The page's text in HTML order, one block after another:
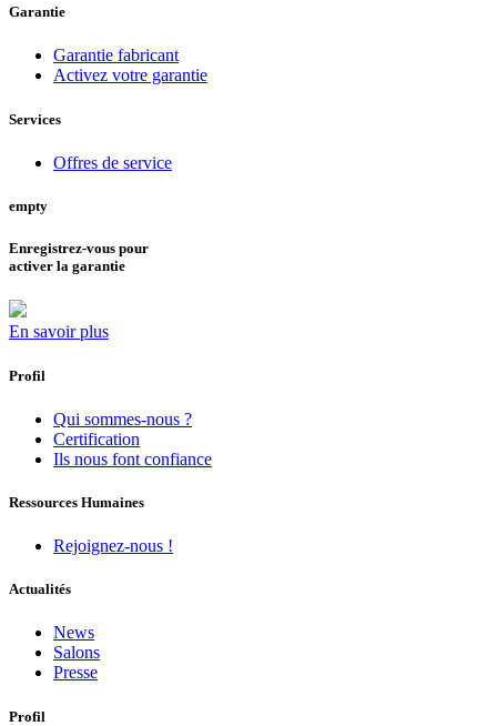
Garantie
Garantie fabricant
Activez votre garantie
Services
Offres de service
empty
Enregistrez-vous pour
activer la garantie
En savoir plus
Profil
Qui sommes-nous ?
Certification
Ils nous font confiance
Ressources Humaines
Rejoignez-nous !
Actualités
News
Salons
Presse
Profil